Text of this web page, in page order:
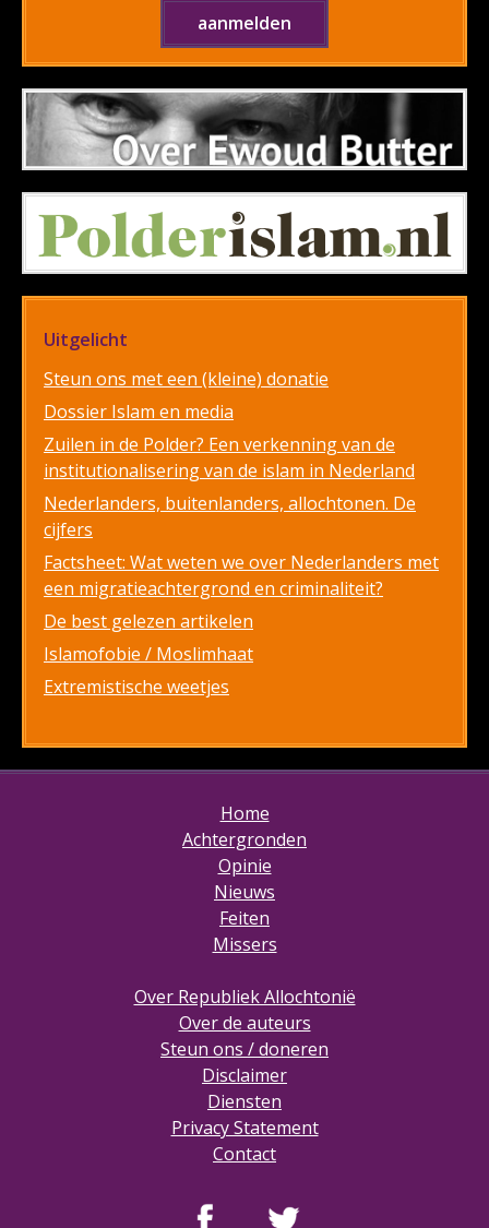
Uitgelicht
Steun ons met een (kleine) donatie
Dossier Islam en media
Zuilen in de Polder? Een verkenning van de
institutionalisering van de islam in Nederland
Nederlanders, buitenlanders, allochtonen. De
cijfers
Factsheet: Wat weten we over Nederlanders met
een migratieachtergrond en criminaliteit?
De best gelezen artikelen
Islamofobie / Moslimhaat
Extremistische weetjes
Home
Achtergronden
Opinie
Nieuws
Feiten
Missers
Over Republiek Allochtonië
Over de auteurs
Steun ons / doneren
Disclaimer
Diensten
Privacy Statement
Contact